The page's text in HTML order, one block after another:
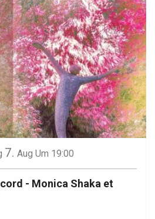
7. Aug Um 19:00
- Monica Shaka et